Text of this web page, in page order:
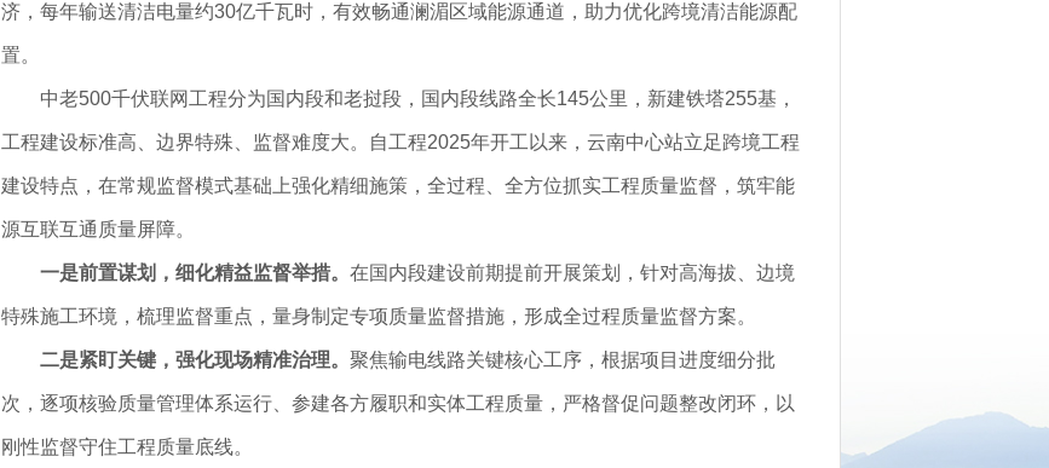
济，每年输送清洁电量约30亿千瓦时，有效畅通澜湄区域能源通道，助力优化跨境清洁能源配
置。
中老500千伏联网工程分为国内段和老挝段，国内段线路全长145公里，新建铁塔255基，
工程建设标准高、边界特殊、监督难度大。自工程2025年开工以来，云南中心站立足跨境工程
建设特点，在常规监督模式基础上强化精细施策，全过程、全方位抓实工程质量监督，筑牢能
源互联互通质量屏障。
一是前置谋划，细化精益监督举措。 在国内段建设前期提前开展策划，针对高海拔、边境
特殊施工环境，梳理监督重点，量身制定专项质量监督措施，形成全过程质量监督方案。
二是紧盯关键，强化现场精准治理。 聚焦输电线路关键核心工序，根据项目进度细分批
次，逐项核验质量管理体系运行、参建各方履职和实体工程质量，严格督促问题整改闭环，以
刚性监督守住工程质量底线。